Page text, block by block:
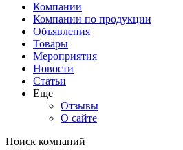
Компании
Компании по продукции
Объявления
Товары
Мероприятия
Новости
Статьи
Еще
Отзывы
О сайте
Поиск компаний